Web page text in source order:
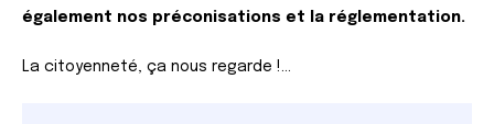
également nos préconisations et la réglementation.
La citoyenneté, ça nous regarde !…